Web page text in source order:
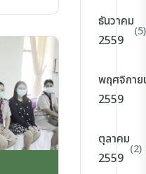
ธันวาคม
2559
(5)
พฤศจิกาย
2559
ตุลาคม
2559
(2)